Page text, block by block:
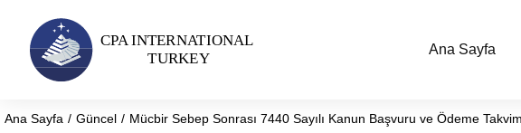
Ana Sayfa
You are here:
Ana Sayfa Güncel Mücbir Sebep Sonrası 7440 Sayılı Kanun Başvuru ve Ödeme